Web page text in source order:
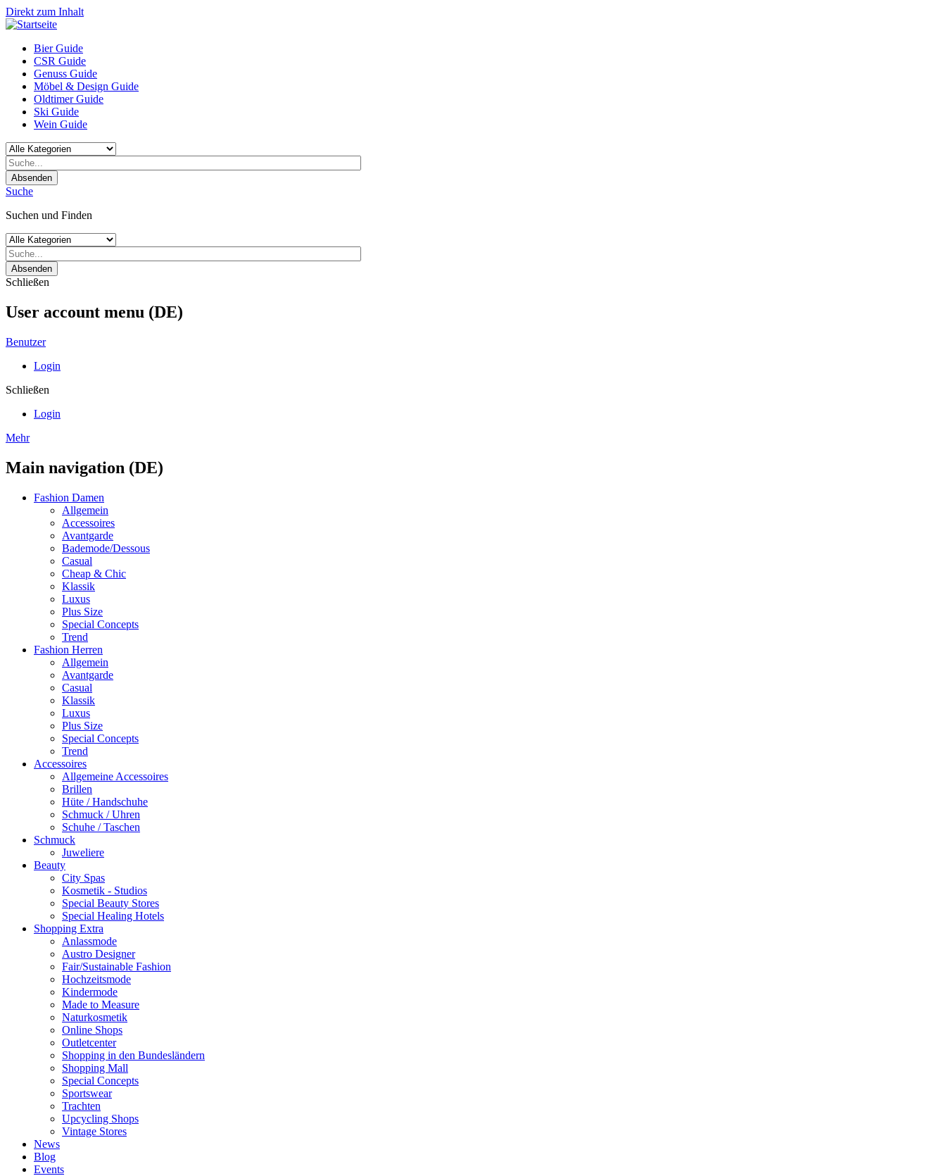
Direkt zum Inhalt
Bier Guide
CSR Guide
Genuss Guide
Möbel & Design Guide
Oldtimer Guide
Ski Guide
Wein Guide
Absenden
Suche
Suchen und Finden
Absenden
Schließen
User account menu (DE)
Benutzer
Login
Schließen
Login
Mehr
Main navigation (DE)
Fashion Damen
Allgemein
Accessoires
Avantgarde
Bademode/Dessous
Casual
Cheap & Chic
Klassik
Luxus
Plus Size
Special Concepts
Trend
Fashion Herren
Allgemein
Avantgarde
Casual
Klassik
Luxus
Plus Size
Special Concepts
Trend
Accessoires
Allgemeine Accessoires
Brillen
Hüte / Handschuhe
Schmuck / Uhren
Schuhe / Taschen
Schmuck
Juweliere
Beauty
City Spas
Kosmetik - Studios
Special Beauty Stores
Special Healing Hotels
Shopping Extra
Anlassmode
Austro Designer
Fair/Sustainable Fashion
Hochzeitsmode
Kindermode
Made to Measure
Naturkosmetik
Online Shops
Outletcenter
Shopping in den Bundesländern
Shopping Mall
Special Concepts
Sportswear
Trachten
Upcycling Shops
Vintage Stores
News
Blog
Events